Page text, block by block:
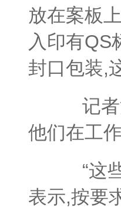
放在案板
入印有QS
封口包装,
记者注
他们在工
“这些
表示,按要